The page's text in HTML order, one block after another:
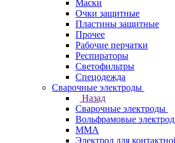
Маски
Очки защитные
Пластины защитные
Прочее
Рабочие перчатки
Респираторы
Светофильтры
Спецодежда
Сварочные электроды
Назад
Сварочные электроды
Вольфрамовые
ММА
Электрод для